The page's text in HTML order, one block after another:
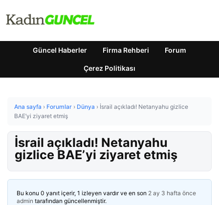
Güncel Haberler Firma Rehberi Forum
Çerez Politikası
Ana sayfa › Forumlar › Dünya › İsrail açıkladı! Netanyahu gizlice
BAE’yi ziyaret etmiş
İsrail açıkladı! Netanyahu
gizlice BAE’yi ziyaret etmiş
Bu konu 0 yanıt içerir, 1 izleyen vardır ve en son 2 ay 3 hafta önce
admin tarafından güncellenmiştir.